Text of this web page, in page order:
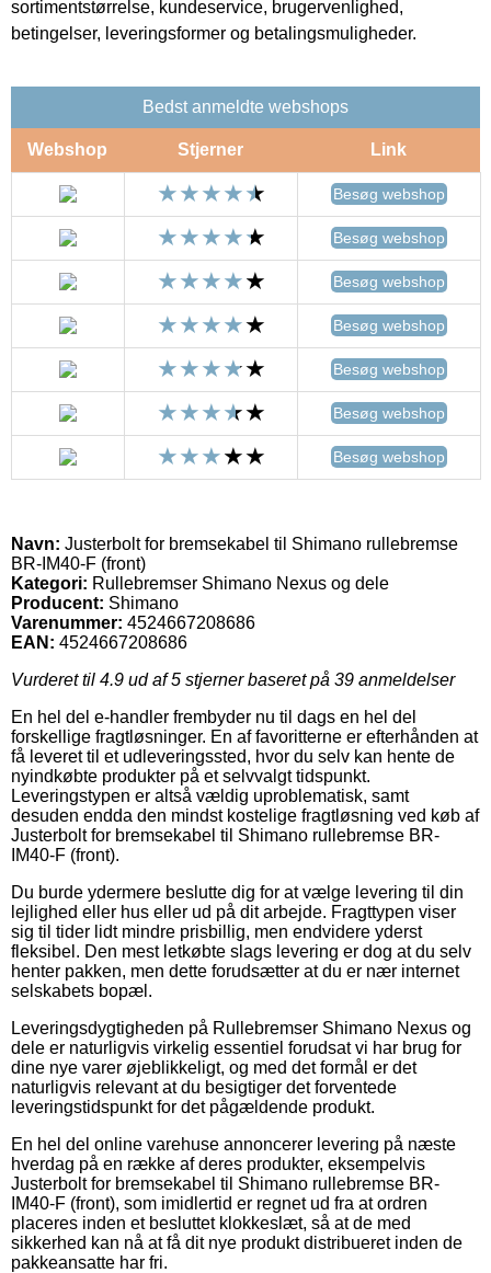
sortimentstørrelse, kundeservice, brugervenlighed,
betingelser, leveringsformer og betalingsmuligheder.
Bedst anmeldte webshops
Webshop Stjerner Link
Besøg webshop
Besøg webshop
Besøg webshop
Besøg webshop
Besøg webshop
Besøg webshop
Besøg webshop
Navn: Justerbolt for bremsekabel til Shimano rullebremse
BR-IM40-F (front)
Kategori: Rullebremser Shimano Nexus og dele
Producent: Shimano
Varenummer: 4524667208686
EAN: 4524667208686
Vurderet til 4.9 ud af 5 stjerner baseret på 39 anmeldelser
En hel del e-handler frembyder nu til dags en hel del
forskellige fragtløsninger. En af favoritterne er efterhånden at
få leveret til et udleveringssted, hvor du selv kan hente de
nyindkøbte produkter på et selvvalgt tidspunkt.
Leveringstypen er altså vældig uproblematisk, samt
desuden endda den mindst kostelige fragtløsning ved køb af
Justerbolt for bremsekabel til Shimano rullebremse BR-
IM40-F (front).
Du burde ydermere beslutte dig for at vælge levering til din
lejlighed eller hus eller ud på dit arbejde. Fragttypen viser
sig til tider lidt mindre prisbillig, men endvidere yderst
fleksibel. Den mest letkøbte slags levering er dog at du selv
henter pakken, men dette forudsætter at du er nær internet
selskabets bopæl.
Leveringsdygtigheden på Rullebremser Shimano Nexus og
dele er naturligvis virkelig essentiel forudsat vi har brug for
dine nye varer øjeblikkeligt, og med det formål er det
naturligvis relevant at du besigtiger det forventede
leveringstidspunkt for det pågældende produkt.
En hel del online varehuse annoncerer levering på næste
hverdag på en række af deres produkter, eksempelvis
Justerbolt for bremsekabel til Shimano rullebremse BR-
IM40-F (front), som imidlertid er regnet ud fra at ordren
placeres inden et besluttet klokkeslæt, så at de med
sikkerhed kan nå at få dit nye produkt distribueret inden de
pakkeansatte har fri.